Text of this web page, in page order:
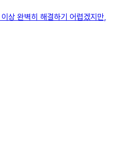
상 완벽히 해결하기 어렵겠지만,